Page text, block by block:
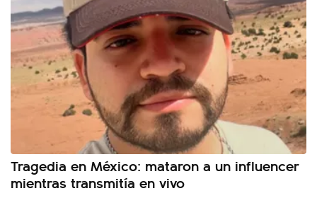
Tragedia en México: mataron a un influencer
mientras transmitía en vivo